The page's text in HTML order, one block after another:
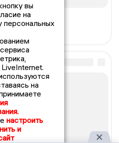
вы
на
персональных
LiveInternet.
на
настроить
и